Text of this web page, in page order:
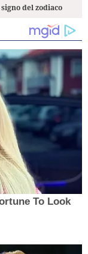
del zodiaco
To Look